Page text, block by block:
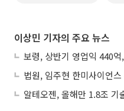
이상민 기자의 주요 뉴스
법원, 임주현 한미사이언